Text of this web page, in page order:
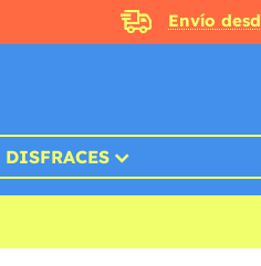
Envío
DISFRACES